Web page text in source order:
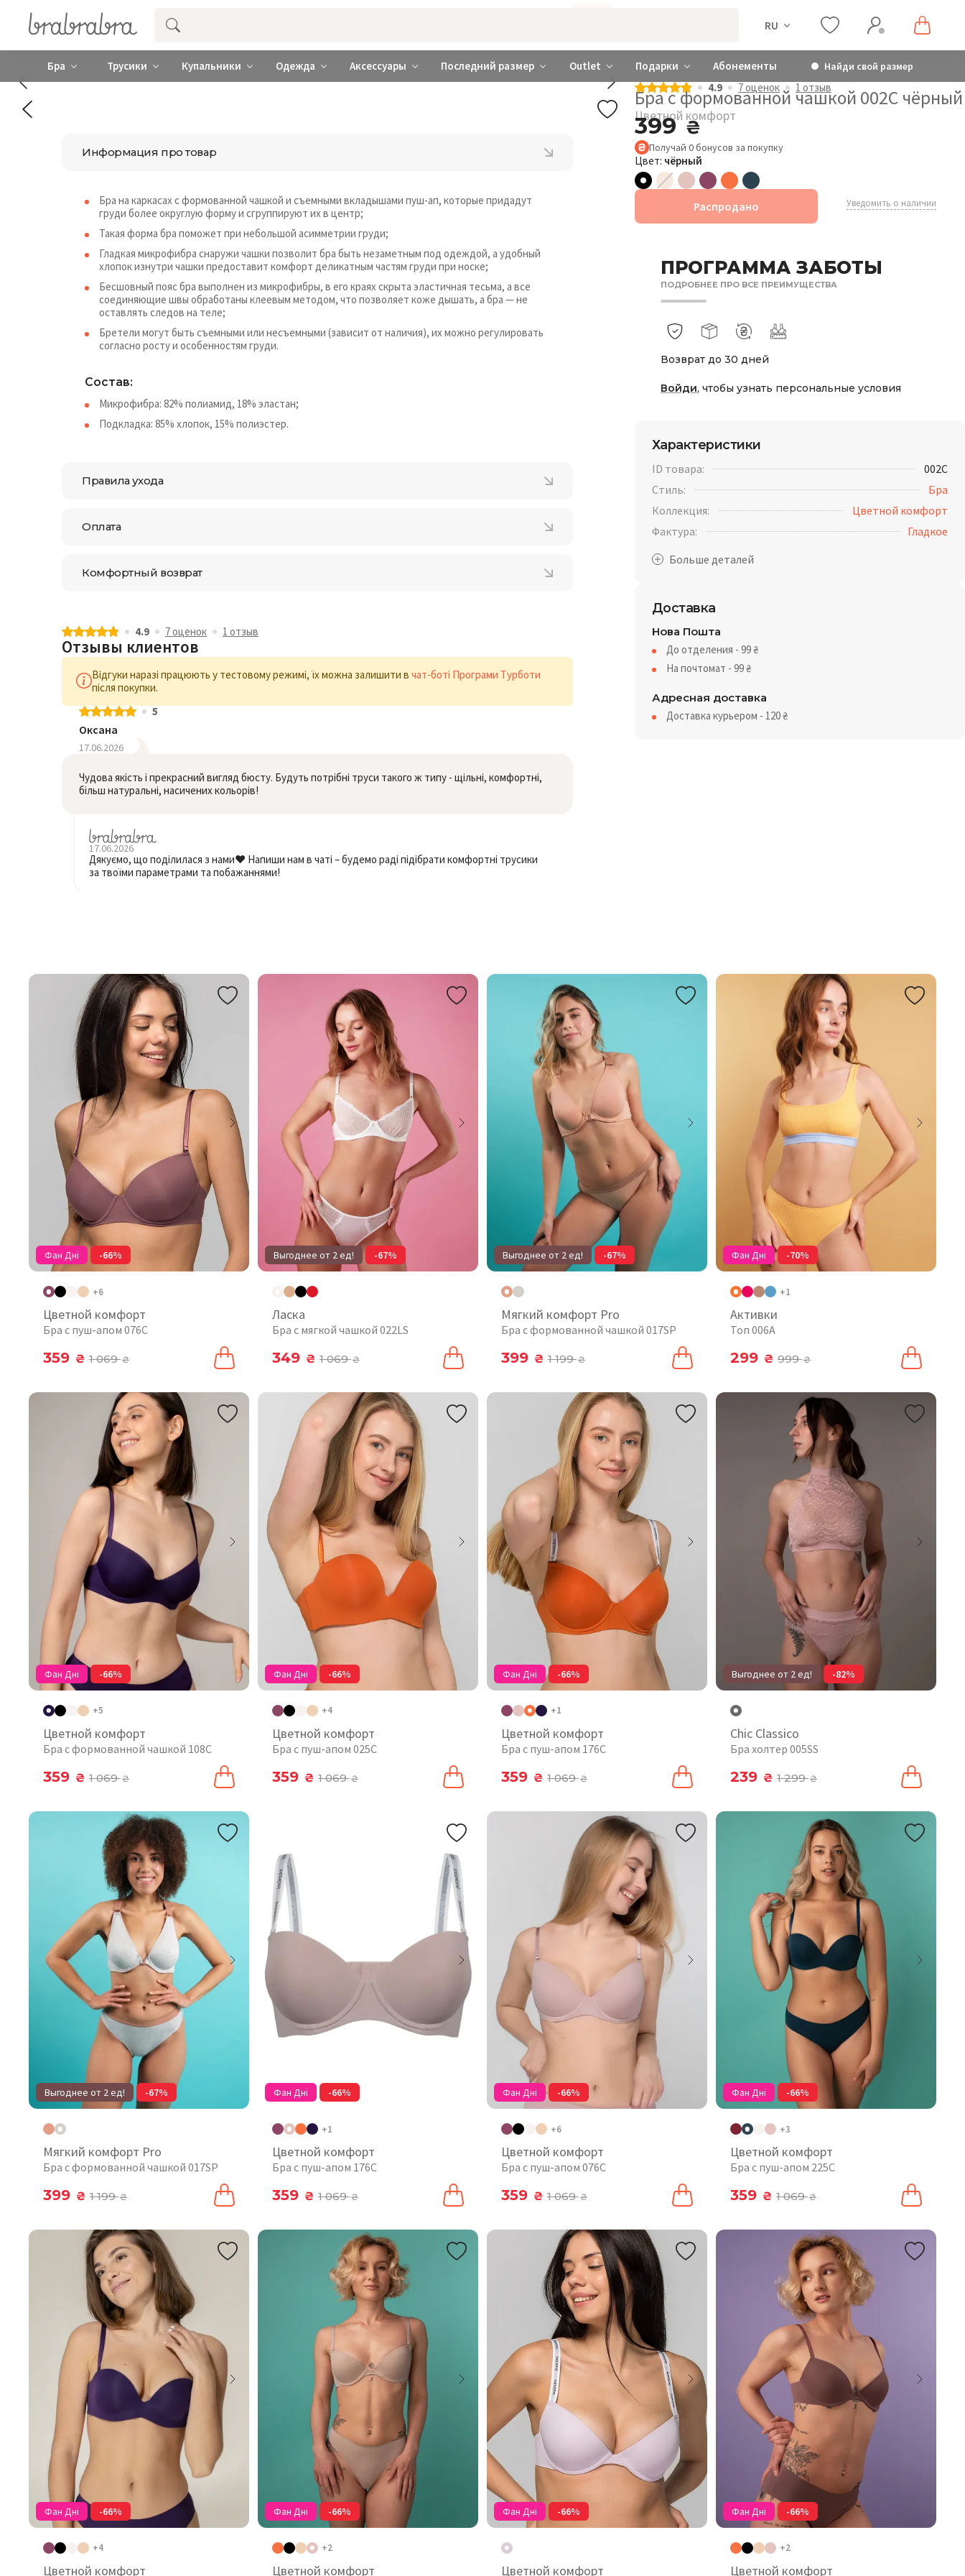
Купить нижнее женское белье ❤️ brabrabra ❤️ Киев и Украина RU
Бра Трусики Купальники Одежда Аксессуары Последний размер Outlet Подарки Абонементы Найди свой размер
4.9 7 оценок 1 отзыв
Бра с формованной чашкой 002C чёрный
Цветной комфорт
399 ₴
Получай 0бонусов за покупку
Цвет: чёрный
Распродано Уведомить о наличии
ПРОГРАММА ЗАБОТЫ
ПОДРОБНЕЕ ПРО ВСЕ ПРЕИМУЩЕСТВА
Возврат до 30 дней
Войди, чтобы узнать персональные условия
Характеристики
ID товара:
002C
Стиль:
Бра
Коллекция:
Цветной комфорт
Фактура:
Гладкое
Доставка
Нова Пошта
До отделения - 99₴
На почтомат - 99₴
Адресная доставка
Доставка курьером - 120₴
Информация про товар
Бра на каркасах с формованной чашкой и съемными вкладышами пуш-ап, которые придадут
груди более округлую форму и сгруппируют их в центр;
Такая форма бра поможет при небольшой асимметрии груди;
Гладкая микрофибра снаружи чашки позволит бра быть незаметным под одеждой, а удобный
хлопок изнутри чашки предоставит комфорт деликатным частям груди при носке;
Бесшовный пояс бра выполнен из микрофибры, в его краях скрыта эластичная тесьма, а все
соединяющие швы обработаны клеевым методом, что позволяет коже дышать, а бра — не
оставлять следов на теле;
Бретели могут быть съемными или несъемными (зависит от наличия), их можно регулировать
согласно росту и особенностям груди.
Состав:
Микрофибра: 82% полиамид, 18% эластан;
Подкладка: 85% хлопок, 15% полиэстер.
Правила ухода
Оплата
Комфортный возврат
4.9 7 оценок 1 отзыв
Отзывы клиентов
Відгуки наразі працюють у тестовому режимі, їх можна залишити в чат-боті Програми Турботи
після покупки.
5
Оксана
17.06.2026
Чудова якість і прекрасний вигляд бюсту. Будуть потрібні труси такого ж типу - щільні, комфортні,
більш натуральні, насичених кольорів!
17.06.2026
Дякуємо, що поділилася з нами❤️ Напиши нам в чаті – будемо раді підібрати комфортні трусики
за твоїми параметрами та побажаннями!
Фан Дні -66%
+6
Цветной комфорт
Бра с пуш-апом 076C
359 ₴ 1 069₴
Выгоднее от 2 ед! -67%
Ласка
Бра с мягкой чашкой 022LS
349 ₴ 1 069₴
Выгоднее от 2 ед! -67%
Мягкий комфорт Pro
Бра с формованной чашкой 017SP
399 ₴ 1 199₴
Фан Дні -70%
+1
Активки
Топ 006A
299 ₴ 999₴
Фан Дні -66%
+5
Цветной комфорт
Бра с формованной чашкой 108C
359 ₴ 1 069₴
Фан Дні -66%
+4
Цветной комфорт
Бра с пуш-апом 025C
359 ₴ 1 069₴
Фан Дні -66%
+1
Цветной комфорт
Бра с пуш-апом 176C
359 ₴ 1 069₴
Выгоднее от 2 ед! -82%
Chic Classico
Бра холтер 005SS
239 ₴ 1 299₴
Выгоднее от 2 ед! -67%
Мягкий комфорт Pro
Бра с формованной чашкой 017SP
399 ₴ 1 199₴
Фан Дні -66%
+1
Цветной комфорт
Бра с пуш-апом 176C
359 ₴ 1 069₴
Фан Дні -66%
+6
Цветной комфорт
Бра с пуш-апом 076C
359 ₴ 1 069₴
Фан Дні -66%
+3
Цветной комфорт
Бра с пуш-апом 225C
359 ₴ 1 069₴
Фан Дні -66%
+4
Цветной комфорт
Фан Дні -66%
+2
Цветной комфорт
Фан Дні -66%
Цветной комфорт
Фан Дні -66%
+2
Цветной комфорт